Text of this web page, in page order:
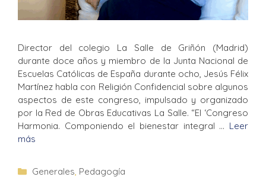
Director del colegio La Salle de Griñón (Madrid)
durante doce años y miembro de la Junta Nacional de
Escuelas Católicas de España durante ocho, Jesús Félix
Martínez habla con Religión Confidencial sobre algunos
aspectos de este congreso, impulsado y organizado
por la Red de Obras Educativas La Salle. “El ‘Congreso
Harmonia. Componiendo el bienestar integral … Leer
más
Generales, Pedagogía